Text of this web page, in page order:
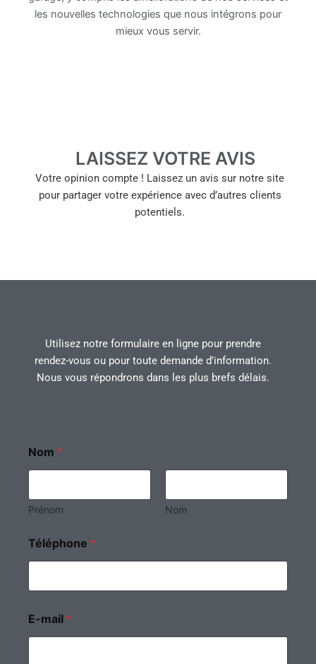
les nouvelles technologies que nous intégrons pour
mieux vous servir.
LAISSEZ VOTRE AVIS
Votre opinion compte ! Laissez un avis sur notre site
pour partager votre expérience avec d’autres clients
potentiels.
Utilisez notre formulaire en ligne pour prendre
rendez-vous ou pour toute demande d’information.
Nous vous répondrons dans les plus brefs délais.
Nom *
Prénom Nom
Téléphone *
E-mail *